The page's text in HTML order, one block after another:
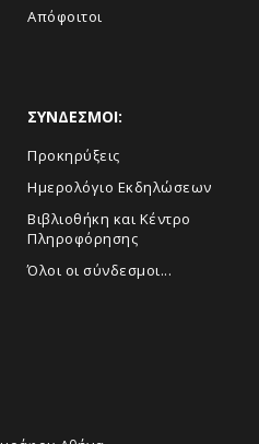
Απόφοιτοι
ΣΥΝΔΕΣΜΟΙ:
Προκηρύξεις
Ημερολόγιο Εκδηλώσεων
Βιβλιοθήκη και Κέντρο
Πληροφόρησης
Όλοι οι σύνδεσμοι...